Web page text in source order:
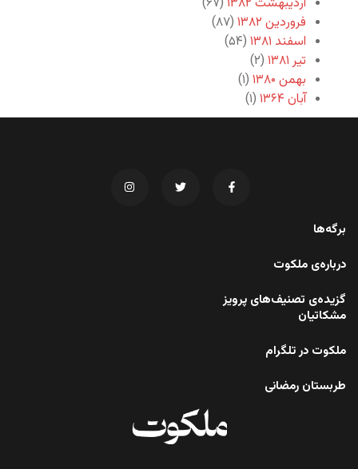
فروردین ۱۳۸۲
(۸۷)
اسفند ۱۳۸۱
(۵۴)
تیر ۱۳۸۱
(۲)
بهمن ۱۳۸۰
(۱)
آبان ۱۳۶۴
(۱)
برگه‌ها
درباره‌ی ملکوت
گزیده‌ی تصنیف‌های پرویز
مشکاتیان
ملکوت در تلگرام
طربستان رمضانی